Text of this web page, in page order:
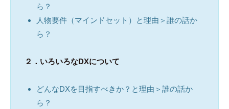
ら？
人物要件（マインドセット）と理由＞誰の話か
ら？
２．いろいろなDXについて
どんなDXを目指すべきか？と理由＞誰の話か
ら？